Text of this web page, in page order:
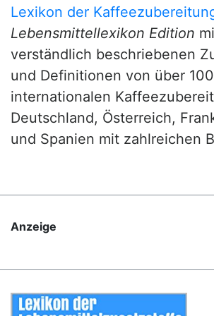
Lexikon der
Lebensmittellexikon Edition
verständlich beschriebenen
und Definitionen von über 100
internationalen
Deutschland, Österreich,
und Spanien mit zahlreichen
Anzeige